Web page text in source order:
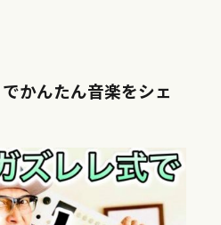
かんたん音楽をシェ